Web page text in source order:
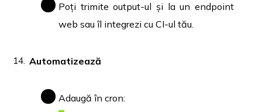
Poți trimite output-ul și la un endpoint
web sau îl integrezi cu CI-ul tău.
Automatizează
Adaugă în cron: